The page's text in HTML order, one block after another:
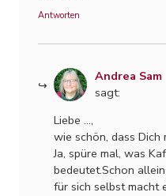
Antworten
Andrea Sam
sagt:
Liebe …,
wie schön, dass
Ja, spüre mal, was
bedeutet.Schon
für sich selbst macht